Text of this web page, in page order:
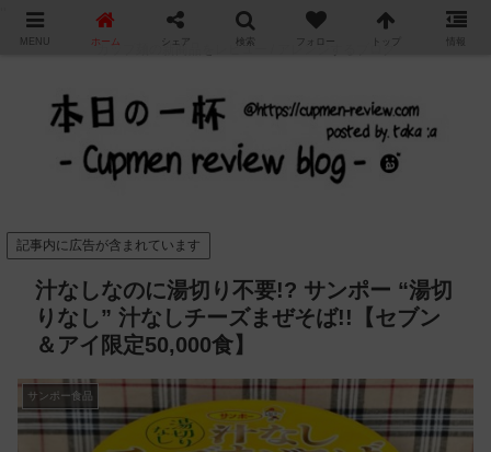
カップ麺の新商品をレビュー / アレンジするブログ
記事内に広告が含まれています
汁なしなのに湯切り不要!? サンポー “湯切
りなし” 汁なしチーズまぜそば!!【セブン
＆アイ限定50,000食】
サンポー食品
MENU ホーム シェア 検索 フォロー トップ 情報